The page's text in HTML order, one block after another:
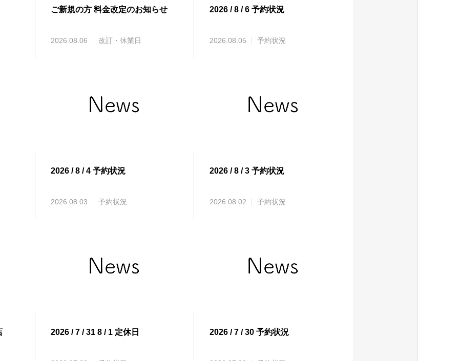
ご新規の方 料金改定のお知らせ
2026.08.06 改訂・休業日
2026 / 8 / 6 予約状況
2026.08.05 予約状況
2026 / 8 / 4 予約状況
2026.08.03 予約状況
2026 / 8 / 3 予約状況
2026.08.02 予約状況
2026 / 7 / 31 8 / 1 定休日 2026 / 7 / 30 予約状況